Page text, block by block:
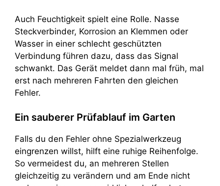
Auch Feuchtigkeit spielt eine Rolle. Nasse
Steckverbinder, Korrosion an Klemmen oder
Wasser in einer schlecht geschützten
Verbindung führen dazu, dass das Signal
schwankt. Das Gerät meldet dann mal früh, mal
erst nach mehreren Fahrten den gleichen
Fehler.
Ein sauberer Prüfablauf im Garten
Falls du den Fehler ohne Spezialwerkzeug
eingrenzen willst, hilft eine ruhige Reihenfolge.
So vermeidest du, an mehreren Stellen
gleichzeitig zu verändern und am Ende nicht